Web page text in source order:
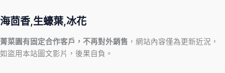
海茴香,生蠔葉,冰花
菁菜園有固定合作客戶，不再對外銷售 ，網站內容僅為更新近況，
如盜用本站圖文影片，後果自負。